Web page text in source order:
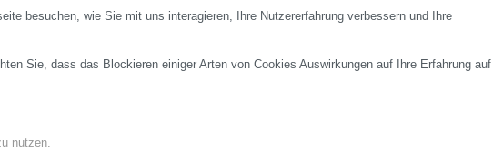
besuchen, wie Sie mit uns interagieren, Ihre Nutzererfahrung verbessern und Ihre
Sie, dass das Blockieren einiger Arten von Cookies Auswirkungen auf Ihre Erfahrung auf
nutzen.